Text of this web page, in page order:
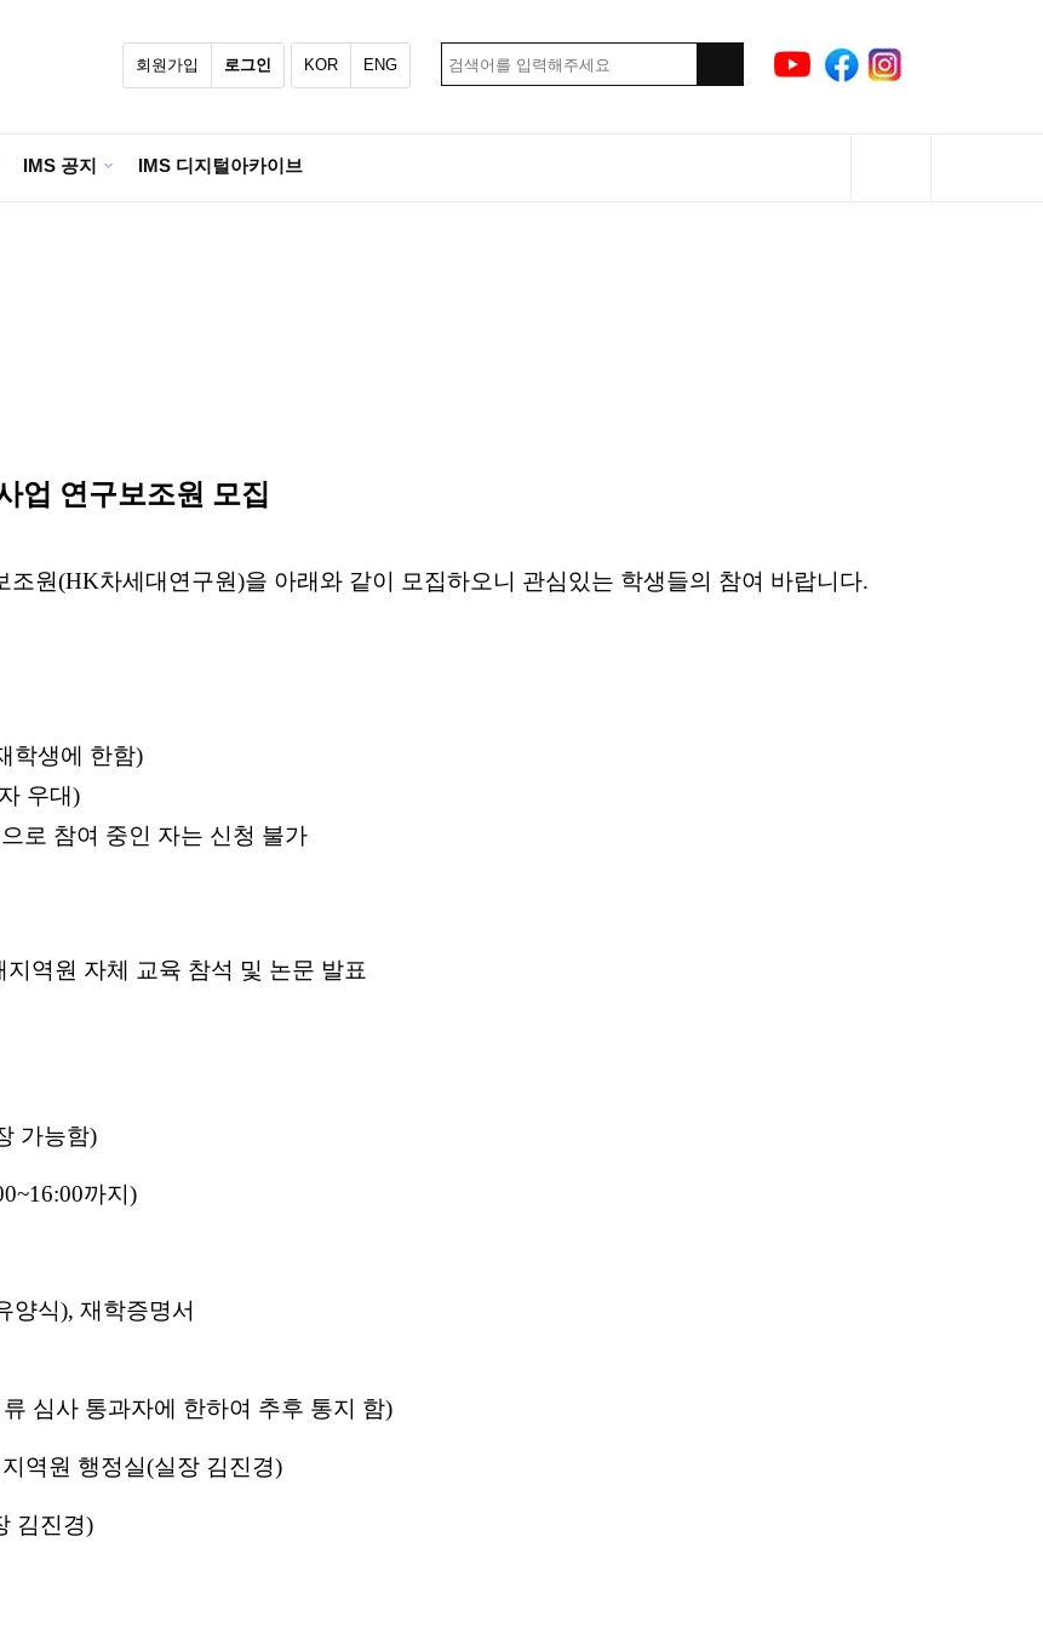
회원가입 로그인 KOR ENG
IMS 공지 IMS 디지털아카이브
업 연구보조원 모집
원(HK차세대연구원)을 아래와 같이 모집하오니 관심있는 학생들의 참여 바랍니다.
학생에 한함)
우대)
로 참여 중인 자는 신청 불가
역원 자체 교육 참석 및 논문 발표
가능함)
까지)
양식), 재학증명서
심사 통과자에 한하여 추후 통지 함)
역원 행정실(실장 김진경)
김진경)